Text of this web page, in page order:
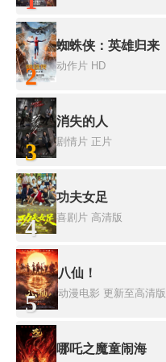
2
蜘蛛侠：英雄归来
动作片 HD
3
消失的人
剧情片 正片
4
功夫女足
喜剧片 高清版
5
八仙！
动漫电影 更新至高清版
哪吒之魔童闹海